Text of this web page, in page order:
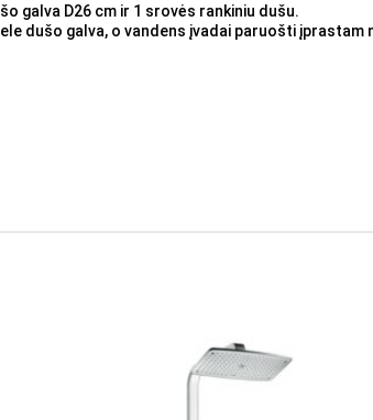
galva D26 cm ir 1 srovės rankiniu dušu.
dušo galva, o vandens įvadai paruošti